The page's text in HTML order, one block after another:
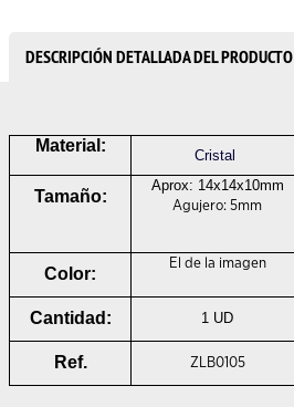
DESCRIPCIÓN DETALLADA DEL PRODUCTO
Material:
Cristal
Tamaño:
Aprox: 14x14x10mm
Agujero: 5mm
Color:
El de la imagen
Cantidad: 1 UD
Ref. ZLB0105